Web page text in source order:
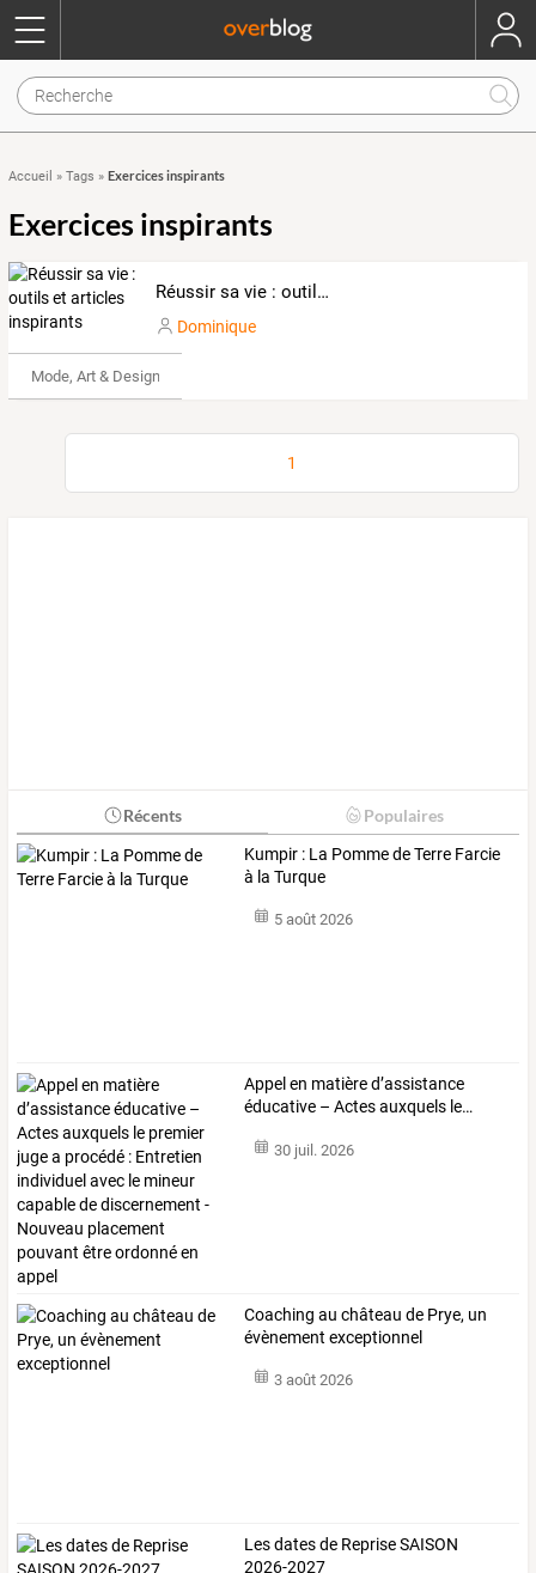
Accueil » Tags » Exercices inspirants
Exercices inspirants
Réussir sa vie : outils et articles inspirants
Dominique
Mode, Art & Design
1
Récents Populaires
Kumpir : La Pomme de Terre Farcie
à la Turque
5 août 2026
Appel en matièred’assistance
éducative – Actesauxquels le…
30 juil. 2026
Coaching au château de Prye, un
évènement exceptionnel
3 août 2026
Les dates de Reprise SAISON
2026-2027